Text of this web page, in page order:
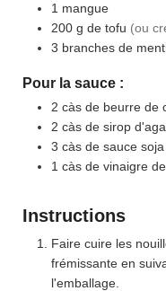
1 mangue
200 g de tofu (ou
3 branches de
Pour la sauce :
2 càs de beurre de
2 càs de sirop
3 càs de sauce
1 càs de vinaigre
Instructions
Faire cuire les
frémissante en
l'emballage.